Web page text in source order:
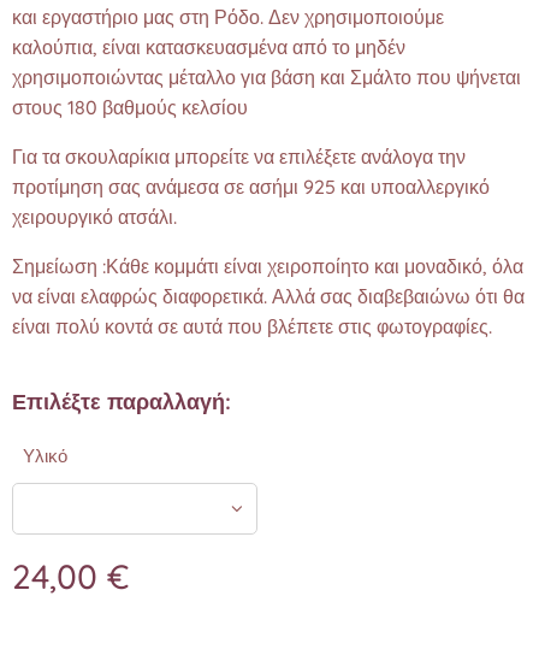
και εργαστήριο μας στη Ρόδο. Δεν χρησιμοποιούμε
καλούπια, είναι κατασκευασμένα από το μηδέν
χρησιμοποιώντας μέταλλο για βάση και Σμάλτο που ψήνεται
στους 180 βαθμούς κελσίου
Για τα σκουλαρίκια μπορείτε να επιλέξετε ανάλογα την
προτίμηση σας ανάμεσα σε ασήμι 925 και υποαλλεργικό
χειρουργικό ατσάλι.
Σημείωση :Κάθε κομμάτι είναι χειροποίητο και μοναδικό, όλα
να είναι ελαφρώς διαφορετικά. Αλλά σας διαβεβαιώνω ότι θα
είναι πολύ κοντά σε αυτά που βλέπετε στις φωτογραφίες.❤️
Επιλέξτε παραλλαγή:
Υλικό
24,00 €